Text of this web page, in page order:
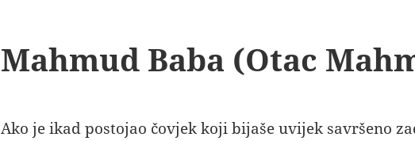
Mahmud Baba (Otac
Ako je ikad postojao čovjek koji bijaše uvijek savršeno